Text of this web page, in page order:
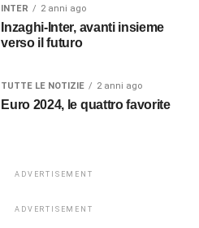
INTER 2 anni ago
Inzaghi-Inter, avanti insieme
verso il futuro
TUTTE LE NOTIZIE 2 anni ago
Euro 2024, le quattro favorite
ADVERTISEMENT
ADVERTISEMENT